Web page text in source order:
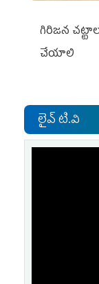
గిరిజన
చేయాలి
లైవ్ టి.వి